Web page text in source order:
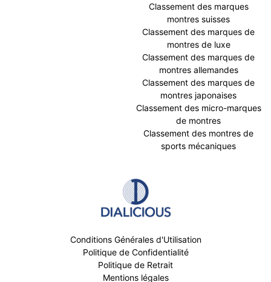
Classement des marques
montres suisses
Classement des marques de
montres de luxe
Classement des marques de
montres allemandes
Classement des marques de
montres japonaises
Classement des micro-marques
de montres
Classement des montres de
sports mécaniques
Conditions Générales d'Utilisation
Politique de Confidentialité
Politique de Retrait
Mentions légales